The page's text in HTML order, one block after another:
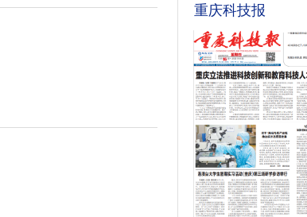
重庆科技报